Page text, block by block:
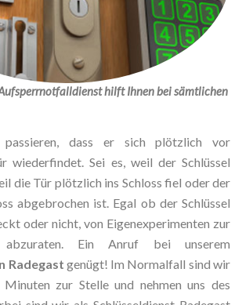
hilft Ihnen bei sämtlichen
passieren, dass er sich plötzlich vor
wiederfindet. Sei es, weil der Schlüssel
die Tür plötzlich ins Schloss fiel oder der
abgebrochen ist. Egal ob der Schlüssel
oder nicht, von Eigenexperimenten zur
Ein Anruf bei unserem
Radegast genügt! Im Normalfall sind wir
zur Stelle und nehmen uns des